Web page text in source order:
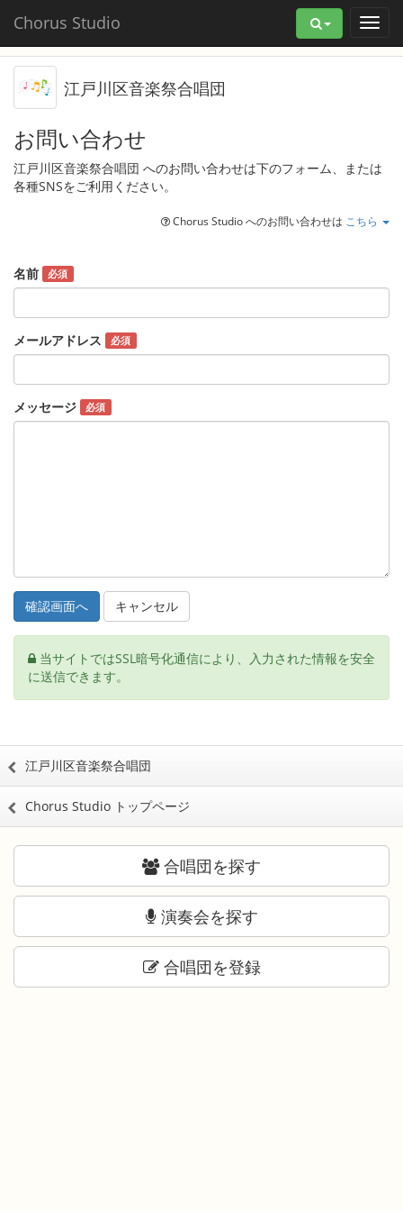
Chorus Studio
江戸川区音楽祭合唱団
お問い合わせ
江戸川区音楽祭合唱団 へのお問い合わせは下のフォーム、または
各種SNSをご利用ください。
Chorus Studio へのお問い合わせは こちら
名前 必須
メールアドレス 必須
メッセージ 必須
キャンセル
当サイトではSSL暗号化通信により、入力された情報を安全
に送信できます。
江戸川区音楽祭合唱団
Chorus Studio トップページ
合唱団を探す
演奏会を探す
合唱団を登録